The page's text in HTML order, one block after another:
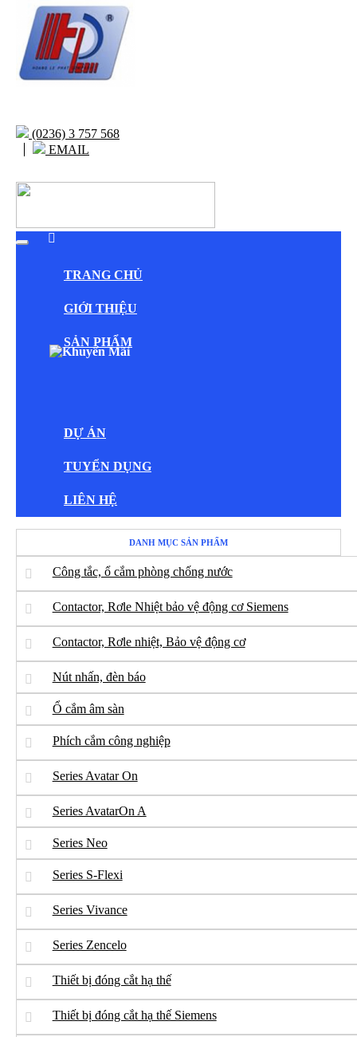
(0236) 3 757 568
EMAIL
TRANG CHỦ
GIỚI THIỆU
SẢN PHẨM
DỰ ÁN
TUYỂN DỤNG
LIÊN HỆ
DANH MỤC SẢN PHẨM
Công tắc, ổ cắm phòng chống nước
Contactor, Rơle Nhiệt bảo vệ động cơ Siemens
Contactor, Rơle nhiệt, Bảo vệ động cơ
Nút nhấn, đèn báo
Ổ cắm âm sàn
Phích cắm công nghiệp
Series Avatar On
Series AvatarOn A
Series Neo
Series S-Flexi
Series Vivance
Series Zencelo
Thiết bị đóng cắt hạ thế
Thiết bị đóng cắt hạ thế Siemens